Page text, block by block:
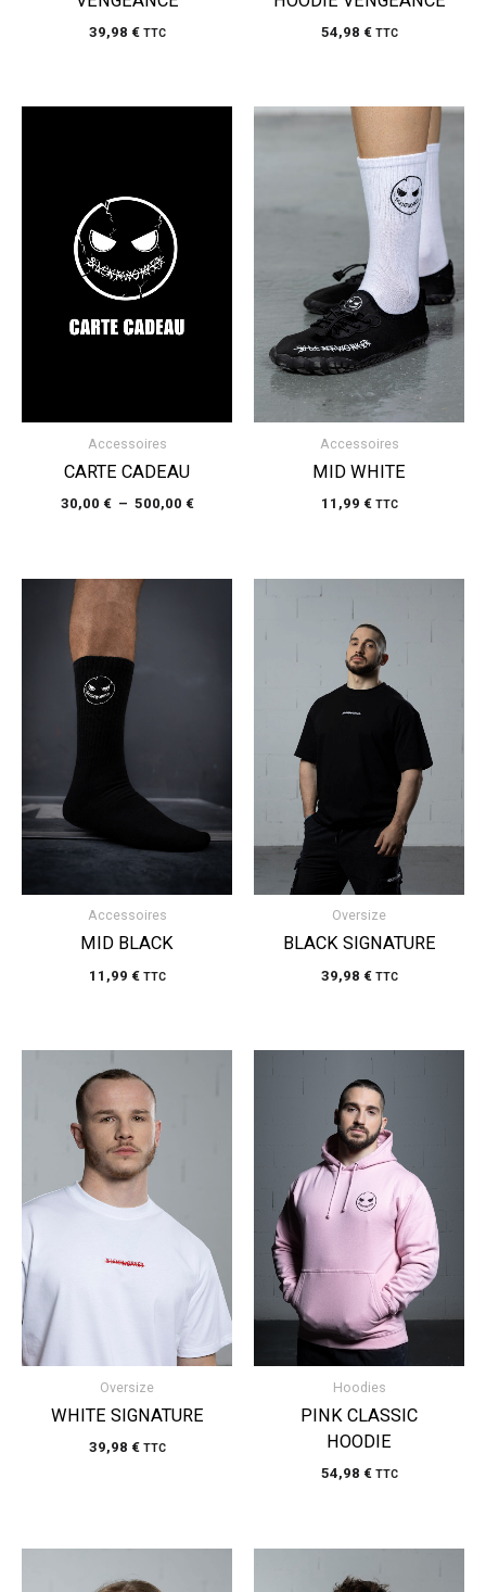
39,98 € TTC 54,98 € TTC
Accessoires
CARTE CADEAU
30,00 € – 500,00 €
Accessoires
MID WHITE
11,99 € TTC
Accessoires
MID BLACK
11,99 € TTC
Oversize
BLACK SIGNATURE
39,98 € TTC
Oversize
WHITE SIGNATURE
39,98 € TTC
Hoodies
PINK CLASSIC
HOODIE
54,98 € TTC